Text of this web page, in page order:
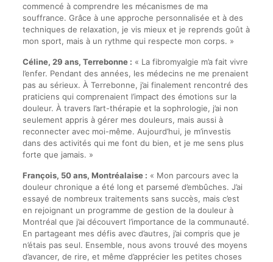
commencé à comprendre les mécanismes de ma
souffrance. Grâce à une approche personnalisée et à des
techniques de relaxation, je vis mieux et je reprends goût à
mon sport, mais à un rythme qui respecte mon corps. »
Céline, 29 ans, Terrebonne : « La fibromyalgie m’a fait vivre
l’enfer. Pendant des années, les médecins ne me prenaient
pas au sérieux. À Terrebonne, j’ai finalement rencontré des
praticiens qui comprenaient l’impact des émotions sur la
douleur. À travers l’art-thérapie et la sophrologie, j’ai non
seulement appris à gérer mes douleurs, mais aussi à
reconnecter avec moi-même. Aujourd’hui, je m’investis
dans des activités qui me font du bien, et je me sens plus
forte que jamais. »
François, 50 ans, Montréalaise : « Mon parcours avec la
douleur chronique a été long et parsemé d’embûches. J’ai
essayé de nombreux traitements sans succès, mais c’est
en rejoignant un programme de gestion de la douleur à
Montréal que j’ai découvert l’importance de la communauté.
En partageant mes défis avec d’autres, j’ai compris que je
n’étais pas seul. Ensemble, nous avons trouvé des moyens
d’avancer, de rire, et même d’apprécier les petites choses